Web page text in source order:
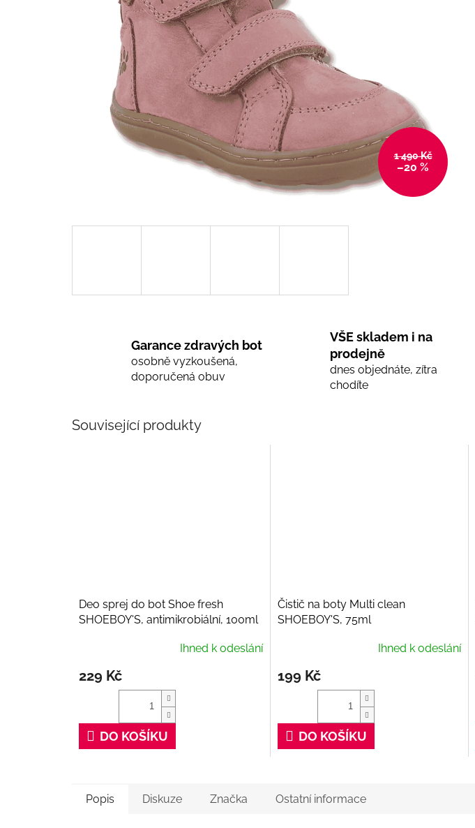
1 490 Kč
–20 %
Garance zdravých bot
osobně vyzkoušená,
doporučená obuv
VŠE skladem i na
prodejně
dnes objednáte, zítra
chodíte
Související produkty
Deo sprej do bot Shoe fresh
SHOEBOY'S, antimikrobiální, 100ml
Ihned k odeslání
229 Kč
DO KOŠÍKU
Čistič na boty Multi clean
SHOEBOY'S, 75ml
Ihned k odeslání
199 Kč
DO KOŠÍKU
Popis Diskuze Značka Ostatní informace